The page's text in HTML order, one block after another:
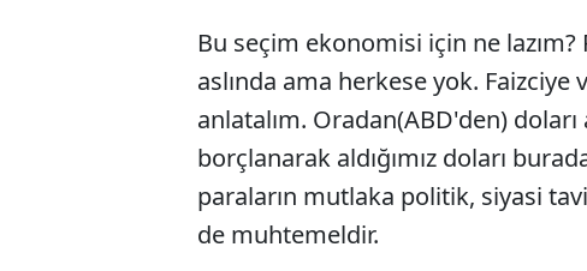
Bu seçim ekonomisi için ne lazım?
aslında ama herkese yok. Faizciye
anlatalım. Oradan(ABD'den)
borçlanarak aldığımız doları
paraların mutlaka politik, siyasi
de muhtemeldir.